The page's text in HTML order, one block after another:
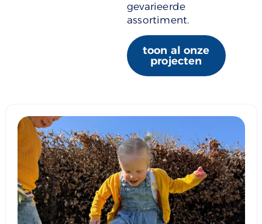
gevarieerde
assortiment.
toon al onze
projecten